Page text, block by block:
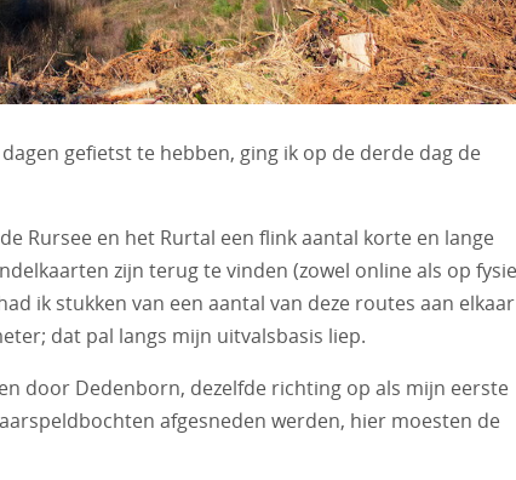
gefietst te hebben, ging ik op de derde dag de
Rursee en het Rurtal een flink aantal korte en lange
zijn terug te vinden (zowel online als op
ik stukken van een aantal van deze routes aan elkaar
dat pal langs mijn uitvalsbasis liep.
door Dedenborn, dezelfde richting op als mijn eerste
afgesneden werden, hier moesten de